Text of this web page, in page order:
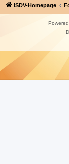
ISDV-Homepage